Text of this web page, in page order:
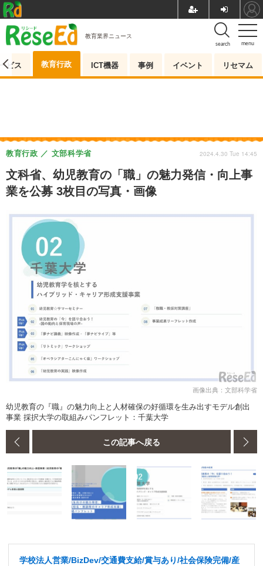
menu
search
教育業界ニュース
ビス 教育行政 ICT機器 事例 イベント リセマム
文科省、幼児教育の「職」の魅力発信・向上事
業を公募 3枚目の写真・画像
教育行政 文部科学省 2024.4.30 Tue 14:45
画像出典：文部科学省
幼児教育の『職』の魅力向上と人材確保の好循環を生み出すモデル創出
事業 採択大学の取組みパンフレット：千葉大学
この記事へ戻る
学校法人営業/BizDev/交通費支給/賞与あり/社会保険完備/産